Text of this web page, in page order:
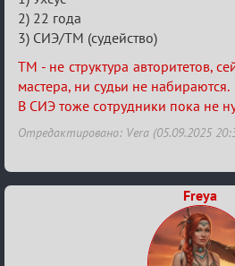
Заявки
в
Авторитеты²
2) 22 года
3) СИЭ/ТМ (судейство)
ТМ - не структура авторитетов,
мастера, ни судьи не набираются.
В СИЭ тоже сотрудники пока не
Отредактировано: Vera (05.09.2025
Freya